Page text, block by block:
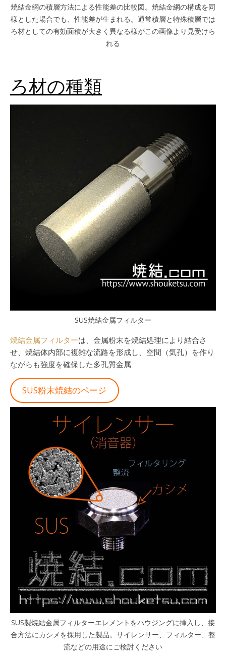
焼結金網の積層方法による性能差の比較図。焼結金網の構成を同
様とした場合でも、性能差が生まれる。通常積層と特殊積層では
ろ材としての有効面積が大きく異なる様がこの画像より見受けら
れる
ろ材の種類
SUS焼結金属フィルター
焼結金属フィルターは、金属粉末を焼結処理により結合さ
せ、焼結体内部に複雑な流路を形成し、空間（気孔）を作り
ながらも強度を確保した多孔質金属
SUS粉末焼結のページ
SUS製焼結金属フィルターエレメントをハウジングに挿入し、接
合方法にカシメを採用した製品。サイレンサー、フィルター、整
流などの用途にご検討ください